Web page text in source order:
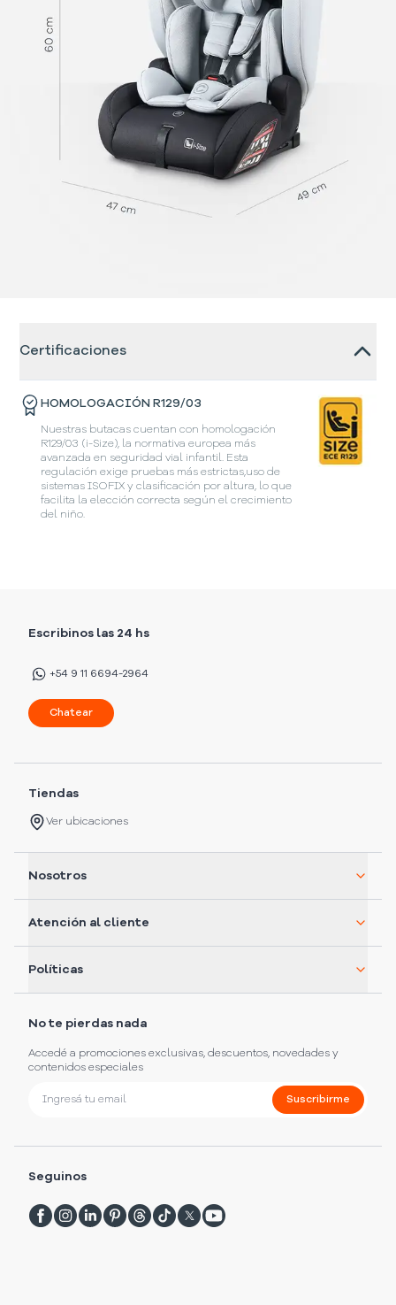
Certificaciones
HOMOLOGACIÓN R129/03
Nuestras butacas cuentan con homologación
R129/03 (i-Size), la normativa europea más
avanzada en seguridad vial infantil. Esta
regulación exige pruebas más estrictas,uso de
sistemas ISOFIX y clasificación por altura, lo que
facilita la elección correcta según el crecimiento
del niño.
Escribinos las 24 hs
+54 9 11 6694-2964
Chatear
Tiendas
Ver ubicaciones
Nosotros
Atención al cliente
Políticas
No te pierdas nada
Accedé a promociones exclusivas, descuentos, novedades y
contenidos especiales
Suscribirme
Seguinos